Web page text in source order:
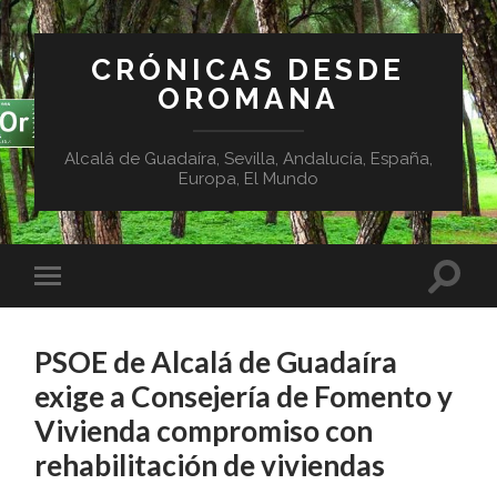
CRÓNICAS DESDE
OROMANA
Alcalá de Guadaíra, Sevilla, Andalucía, España,
Europa, El Mundo
PSOE de Alcalá de Guadaíra
exige a Consejería de Fomento y
Vivienda compromiso con
rehabilitación de viviendas